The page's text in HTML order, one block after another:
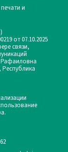
и
от 07.10.2025
связи,
Рафаиловна
Республика